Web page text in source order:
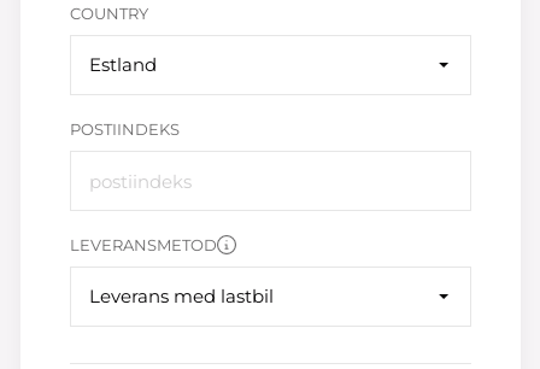
COUNTRY
Estland
POSTIINDEKS
LEVERANSMETOD
Leverans med lastbil